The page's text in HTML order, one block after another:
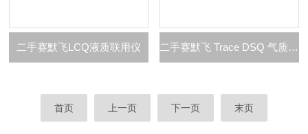
二手赛默飞LCQ液质联用仪 二手赛默飞 Trace DSQ 气质联用仪
首页 上一页 下一页 末页